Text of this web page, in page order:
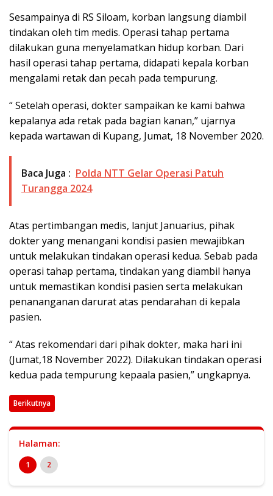
Sesampainya di RS Siloam, korban langsung diambil
tindakan oleh tim medis. Operasi tahap pertama
dilakukan guna menyelamatkan hidup korban. Dari
hasil operasi tahap pertama, didapati kepala korban
mengalami retak dan pecah pada tempurung.
“ Setelah operasi, dokter sampaikan ke kami bahwa
kepalanya ada retak pada bagian kanan,” ujarnya
kepada wartawan di Kupang, Jumat, 18 November 2020.
Baca Juga : Polda NTT Gelar Operasi Patuh
Turangga 2024
Atas pertimbangan medis, lanjut Januarius, pihak
dokter yang menangani kondisi pasien mewajibkan
untuk melakukan tindakan operasi kedua. Sebab pada
operasi tahap pertama, tindakan yang diambil hanya
untuk memastikan kondisi pasien serta melakukan
penananganan darurat atas pendarahan di kepala
pasien.
“ Atas rekomendari dari pihak dokter, maka hari ini
(Jumat,18 November 2022). Dilakukan tindakan operasi
kedua pada tempurung kepaala pasien,” ungkapnya.
Berikutnya
Halaman:
1 2